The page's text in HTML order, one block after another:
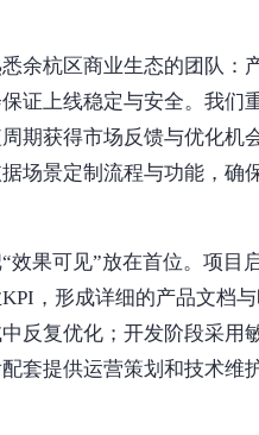
余杭区商业生态的团队：
证上线稳定与安全。我们
期获得市场反馈与优化机
场景定制流程与功能，确
效果可见”放在首位。项目
，形成详细的产品文档
反复优化；开发阶段采用
套提供运营策划和技术维